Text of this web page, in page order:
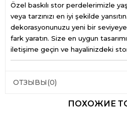
Özel baskılı stor perdelerimizle
veya tarzınızı en iyi şekilde
dekorasyonunuzu yeni bir seviyeye
fark yaratın. Size en uygun
iletişime geçin ve hayalinizdeki
ОТЗЫВЫ(0)
ПОХОЖИЕ